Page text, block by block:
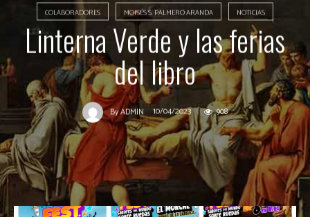
COLABORADORES MOISÉS S. PALMERO ARANDA NOTICIAS
Linterna Verde y las ferias
del libro
ByADMIN 10/04/2023 908